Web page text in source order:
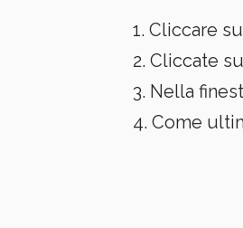
Cliccare
Cliccate
Nella
Come